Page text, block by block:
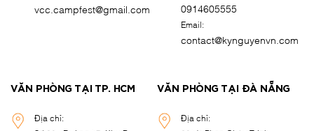
vcc.campfest@gmail.com
0914605555
Email:
contact@kynguyenvn.com
VĂN PHÒNG TẠI TP. HCM
Địa chỉ:
VĂN PHÒNG TẠI ĐÀ NẴNG
Địa chỉ: